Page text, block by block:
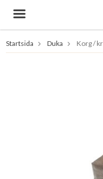
Startsida Duka Korg /